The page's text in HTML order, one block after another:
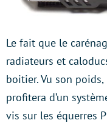
Le fait que le
radiateurs et
boitier. Vu son poids,
profitera d’un
vis sur les équerres